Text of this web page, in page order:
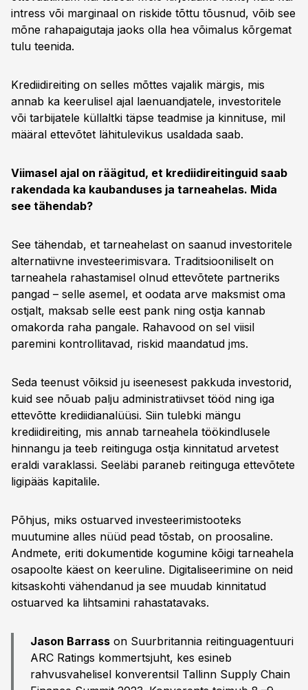
intress või marginaal on riskide tõttu tõusnud, võib see
mõne rahapaigutaja jaoks olla hea võimalus kõrgemat
tulu teenida.
Krediidireiting on selles mõttes vajalik märgis, mis
annab ka keerulisel ajal laenuandjatele, investoritele
või tarbijatele küllaltki täpse teadmise ja kinnituse, mil
määral ettevõtet lähitulevikus usaldada saab.
Viimasel ajal on räägitud, et krediidireitinguid saab
rakendada ka kaubanduses ja tarneahelas. Mida
see tähendab?
See tähendab, et tarneahelast on saanud investoritele
alternatiivne investeerimisvara. Traditsiooniliselt on
tarneahela rahastamisel olnud ettevõtete partneriks
pangad – selle asemel, et oodata arve maksmist oma
ostjalt, maksab selle eest pank ning ostja kannab
omakorda raha pangale. Rahavood on sel viisil
paremini kontrollitavad, riskid maandatud jms.
Seda teenust võiksid ju iseenesest pakkuda investorid,
kuid see nõuab palju administratiivset tööd ning iga
ettevõtte krediidianalüüsi. Siin tulebki mängu
krediidireiting, mis annab tarneahela töökindlusele
hinnangu ja teeb reitinguga ostja kinnitatud arvetest
eraldi varaklassi. Seeläbi paraneb reitinguga ettevõtete
ligipääs kapitalile.
Põhjus, miks ostuarved investeerimistooteks
muutumine alles nüüd pead tõstab, on proosaline.
Andmete, eriti dokumentide kogumine kõigi tarneahela
osapoolte käest on keeruline. Digitaliseerimine on neid
kitsaskohti vähendanud ja see muudab kinnitatud
ostuarved ka lihtsamini rahastatavaks.
Jason Barrass on Suurbritannia reitinguagentuuri
ARC Ratings kommertsjuht, kes esineb
rahvusvahelisel konverentsil Tallinn Supply Chain